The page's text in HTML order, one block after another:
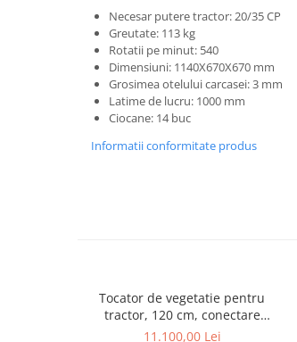
Colectoare de piatra
Lame nivelare pamant tractor
Pluguri de zapada
Sisteme foraj si burghie pamant
Tamburi de nivelare
Incarcatoare frontale
Necesar putere tractor: 20/35 CP
Greutate: 113 kg
Rotatii pe minut: 540
Dimensiuni: 1140X670X670 mm
Grosimea otelului carcasei: 3 mm
Latime de lucru: 1000 mm
Ciocane: 14 buc
Informatii conformitate produs
Tocator de vegetatie pentru
tractor, 120 cm, conectare
cardan tractor, Ceccato
11.100,00 Lei